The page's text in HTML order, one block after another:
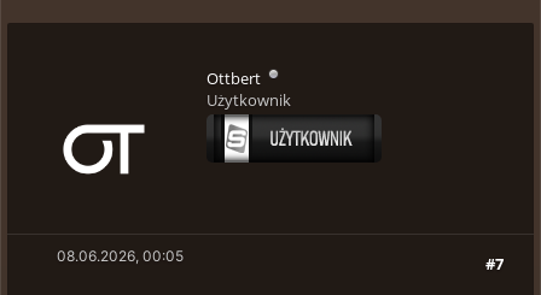
Ottbert
Użytkownik
#7
08.06.2026, 00:05